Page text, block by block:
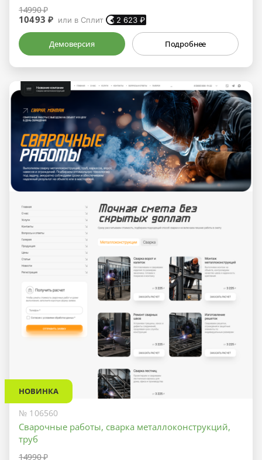
14990 ₽
10493 ₽ или в Сплит 2 623 ₽
Демоверсия Подробнее
НОВИНКА
№ 106560
Сварочные работы, сварка металлоконструкций,
труб
14990 ₽